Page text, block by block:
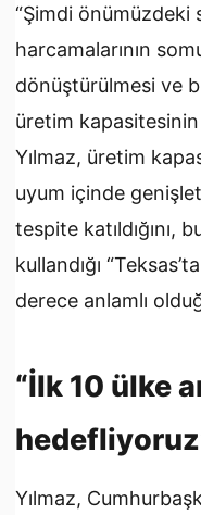
“Şimdi önümüzdeki
harcamalarının
dönüştürülmesi ve
üretim kapasitesinin
Yılmaz, üretim
uyum içinde
tespite katıldığını,
kullandığı
derece anlamlı
“İlk 10 ülke
Yılmaz,